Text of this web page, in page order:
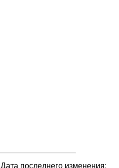
Дата последнего изменения: